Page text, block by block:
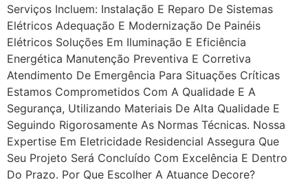
Serviços Incluem: Instalação E Reparo De Sistemas
Elétricos Adequação E Modernização De Painéis
Elétricos Soluções Em Iluminação E Eficiência
Energética Manutenção Preventiva E Corretiva
Atendimento De Emergência Para Situações Críticas
Estamos Comprometidos Com A Qualidade E A
Segurança, Utilizando Materiais De Alta Qualidade E
Seguindo Rigorosamente As Normas Técnicas. Nossa
Expertise Em Eletricidade Residencial Assegura Que
Seu Projeto Será Concluído Com Excelência E Dentro
Do Prazo. Por Que Escolher A Atuance Decore?